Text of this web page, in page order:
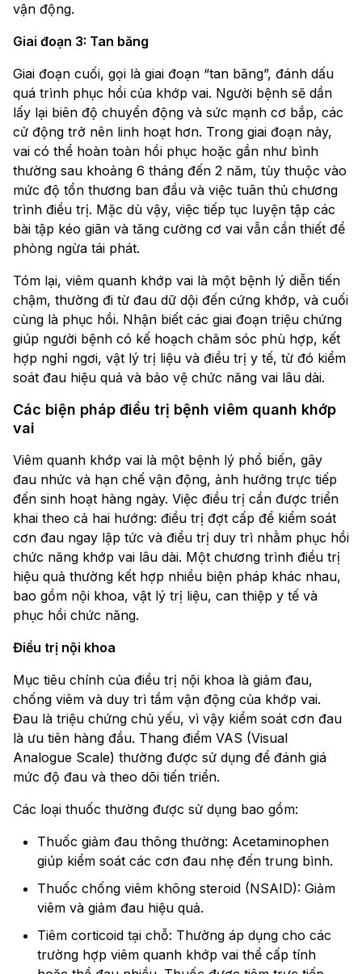
vận động.
Giai đoạn 3: Tan băng
Giai đoạn cuối, gọi là giai đoạn “tan băng”, đánh dấu
quá trình phục hồi của khớp vai. Người bệnh sẽ dần
lấy lại biên độ chuyển động và sức mạnh cơ bắp, các
cử động trở nên linh hoạt hơn. Trong giai đoạn này,
vai có thể hoàn toàn hồi phục hoặc gần như bình
thường sau khoảng 6 tháng đến 2 năm, tùy thuộc vào
mức độ tổn thương ban đầu và việc tuân thủ chương
trình điều trị. Mặc dù vậy, việc tiếp tục luyện tập các
bài tập kéo giãn và tăng cường cơ vai vẫn cần thiết để
phòng ngừa tái phát.
Tóm lại, viêm quanh khớp vai là một bệnh lý diễn tiến
chậm, thường đi từ đau dữ dội đến cứng khớp, và cuối
cùng là phục hồi. Nhận biết các giai đoạn triệu chứng
giúp người bệnh có kế hoạch chăm sóc phù hợp, kết
hợp nghỉ ngơi, vật lý trị liệu và điều trị y tế, từ đó kiểm
soát đau hiệu quả và bảo vệ chức năng vai lâu dài.
Các biện pháp điều trị bệnh viêm quanh khớp
vai
Viêm quanh khớp vai là một bệnh lý phổ biến, gây
đau nhức và hạn chế vận động, ảnh hưởng trực tiếp
đến sinh hoạt hàng ngày. Việc điều trị cần được triển
khai theo cả hai hướng: điều trị đợt cấp để kiểm soát
cơn đau ngay lập tức và điều trị duy trì nhằm phục hồi
chức năng khớp vai lâu dài. Một chương trình điều trị
hiệu quả thường kết hợp nhiều biện pháp khác nhau,
bao gồm nội khoa, vật lý trị liệu, can thiệp y tế và
phục hồi chức năng.
Điều trị nội khoa
Mục tiêu chính của điều trị nội khoa là giảm đau,
chống viêm và duy trì tầm vận động của khớp vai.
Đau là triệu chứng chủ yếu, vì vậy kiểm soát cơn đau
là ưu tiên hàng đầu. Thang điểm VAS (Visual
Analogue Scale) thường được sử dụng để đánh giá
mức độ đau và theo dõi tiến triển.
Các loại thuốc thường được sử dụng bao gồm:
Thuốc giảm đau thông thường: Acetaminophen
giúp kiểm soát các cơn đau nhẹ đến trung bình.
Thuốc chống viêm không steroid (NSAID): Giảm
viêm và giảm đau hiệu quả.
Tiêm corticoid tại chỗ: Thường áp dụng cho các
trường hợp viêm quanh khớp vai thể cấp tính